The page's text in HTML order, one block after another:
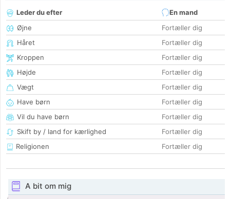
Leder du efter
En mand
Øjne
Fortæller dig
Håret
Fortæller dig
Kroppen
Fortæller dig
Højde
Fortæller dig
Vægt
Fortæller dig
Have børn
Fortæller dig
Vil du have børn
Fortæller dig
Skift by / land for kærlighed
Fortæller dig
Religionen
Fortæller dig
A bit om mig